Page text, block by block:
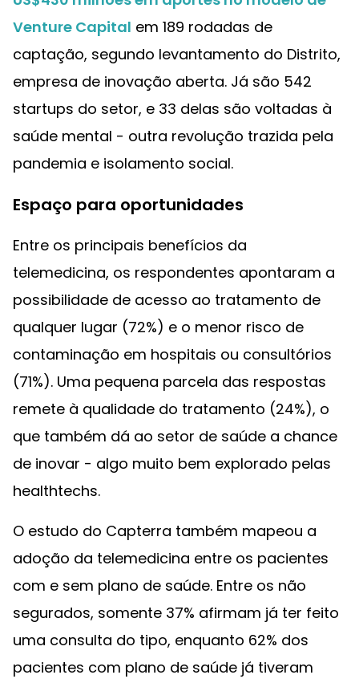
Venture Capital em 189 rodadas de
captação, segundo levantamento do Distrito,
empresa de inovação aberta. Já são 542
startups do setor, e 33 delas são voltadas à
saúde mental - outra revolução trazida pela
pandemia e isolamento social.
Espaço para oportunidades
Entre os principais benefícios da
telemedicina, os respondentes apontaram a
possibilidade de acesso ao tratamento de
qualquer lugar (72%) e o menor risco de
contaminação em hospitais ou consultórios
(71%). Uma pequena parcela das respostas
remete à qualidade do tratamento (24%), o
que também dá ao setor de saúde a chance
de inovar - algo muito bem explorado pelas
healthtechs.
O estudo do Capterra também mapeou a
adoção da telemedicina entre os pacientes
com e sem plano de saúde. Entre os não
segurados, somente 37% afirmam já ter feito
uma consulta do tipo, enquanto 62% dos
pacientes com plano de saúde já tiveram